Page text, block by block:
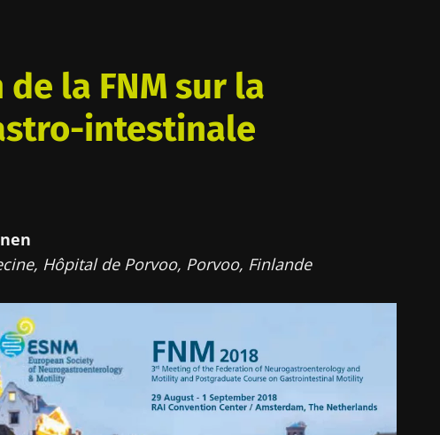
la FNM sur la
intestinale
Hôpital de Porvoo, Porvoo, Finlande